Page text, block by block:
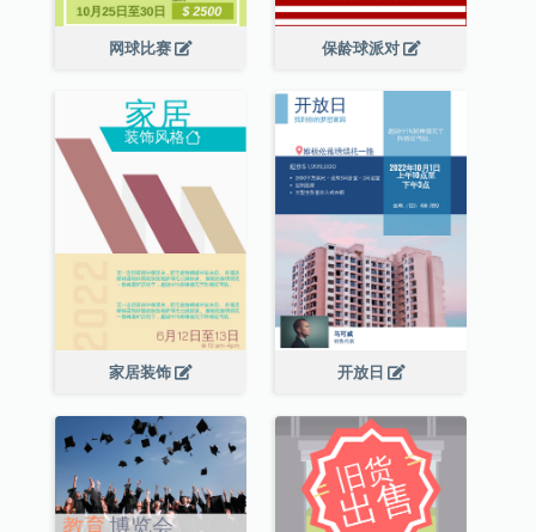
网球比赛 保龄球派对
家居装饰 开放日